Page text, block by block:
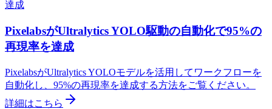
PixelabsがUltralytics YOLO駆動の自動化で95%の
再現率を達成
PixelabsがUltralytics YOLOモデルを活用してワークフローを
自動化し、95%の再現率を達成する方法をご覧ください。
詳細はこちら